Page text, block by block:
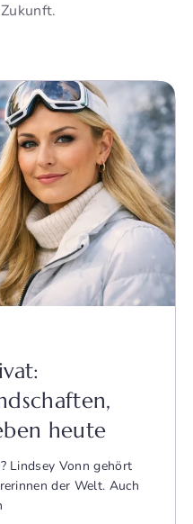
heute
Lindsey Vonn gehört
der Welt. Auch